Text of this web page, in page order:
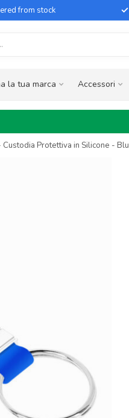
from stock
la tua marca Accessori
Protettiva in Silicone - Blu